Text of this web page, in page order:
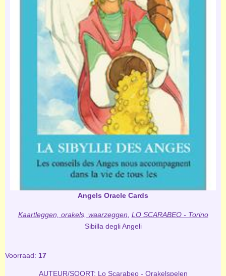
Angels Oracle Cards
Kaartleggen, orakels, waarzeggen, LO SCARABEO - Torino
Sibilla degli Angeli
Voorraad: 17
AUTEUR/SOORT: Lo Scarabeo - Orakelspelen